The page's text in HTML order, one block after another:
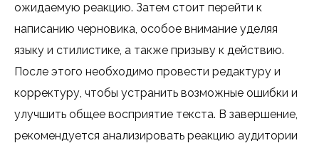
ожидаемую реакцию. Затем стоит перейти к
написанию черновика, особое внимание уделяя
языку и стилистике, а также призыву к действию.
После этого необходимо провести редактуру и
корректуру, чтобы устранить возможные ошибки и
улучшить общее восприятие текста. В завершение,
рекомендуется анализировать реакцию аудитории